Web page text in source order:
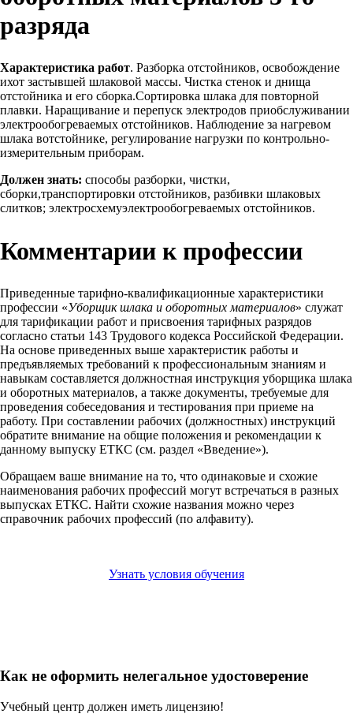
разряда
Характеристика работ. Разборка отстойников, освобождение
ихот застывшей шлаковой массы. Чистка стенок и днища
отстойника и его сборка.Сортировка шлака для повторной
плавки. Наращивание и перепуск электродов приобслуживании
электрообогреваемых отстойников. Наблюдение за нагревом
шлака вотстойнике, регулирование нагрузки по контрольно-
измерительным приборам.
Должен знать: способы разборки, чистки,
сборки,транспортировки отстойников, разбивки шлаковых
слитков; электросхемуэлектрообогреваемых отстойников.
Комментарии к профессии
Приведенные тарифно-квалификационные характеристики
профессии «Уборщик шлака и оборотных материалов» служат
для тарификации работ и присвоения тарифных разрядов
согласно статьи 143 Трудового кодекса Российской Федерации.
На основе приведенных выше характеристик работы и
предъявляемых требований к профессиональным знаниям и
навыкам составляется должностная инструкция уборщика шлака
и оборотных материалов, а также документы, требуемые для
проведения собеседования и тестирования при приеме на
работу. При составлении рабочих (должностных) инструкций
обратите внимание на общие положения и рекомендации к
данному выпуску ЕТКС (см. раздел «Введение»).
Обращаем ваше внимание на то, что одинаковые и схожие
наименования рабочих профессий могут встречаться в разных
выпусках ЕТКС. Найти схожие названия можно через
справочник рабочих профессий (по алфавиту).
Узнать условия обучения
Как не оформить нелегальное удостоверение
Учебный центр должен иметь лицензию!